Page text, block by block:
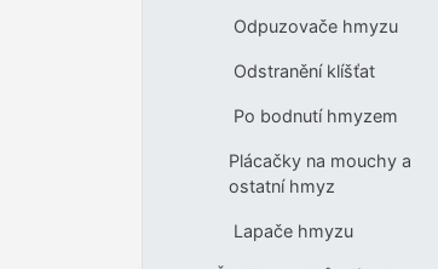
Odpuzovače hmyzu
Odstranění klíšťat
Po bodnutí hmyzem
Plácačky na mouchy a
ostatní hmyz
Lapače hmyzu